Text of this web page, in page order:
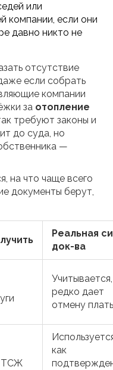
или
компании, если они
давно никто не
отсутствие
если собрать
компании
за отопление
требуют законы и
до суда, но
—
на что чаще всего
документы берут,
Реальная
док-ва
редко дает
отмену
ТСЖ
как